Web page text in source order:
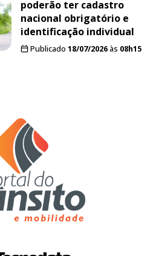
poderão ter cadastro
nacional obrigatório e
identificação individual
Publicado 18/07/2026às 08h15